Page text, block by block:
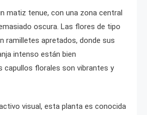
matiz tenue, con una zona central
oscura. Las flores de tipo
ramilletes apretados, donde sus
intenso están bien
capullos florales son vibrantes y
visual, esta planta es conocida